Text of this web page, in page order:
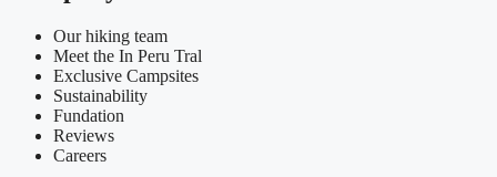
Our hiking team
Meet the In Peru Tral
Exclusive Campsites
Sustainability
Fundation
Reviews
Careers